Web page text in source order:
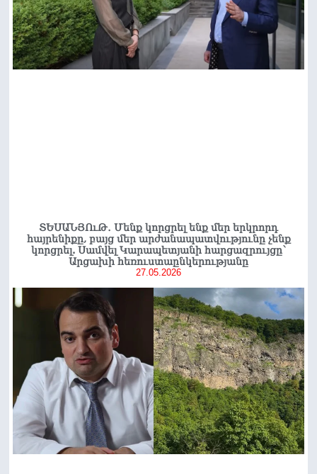
ՏԵՍԱՆՅՈւԹ․ Մենք կորցրել ենք մեր երկրորդ
հայրենիքը, բայց մեր արժանապատվությունը չենք
կորցրել. Սամվել Կարապետյանի հարցազրույցը՝
Արցախի հեռուստաընկերությանը
27.05.2026